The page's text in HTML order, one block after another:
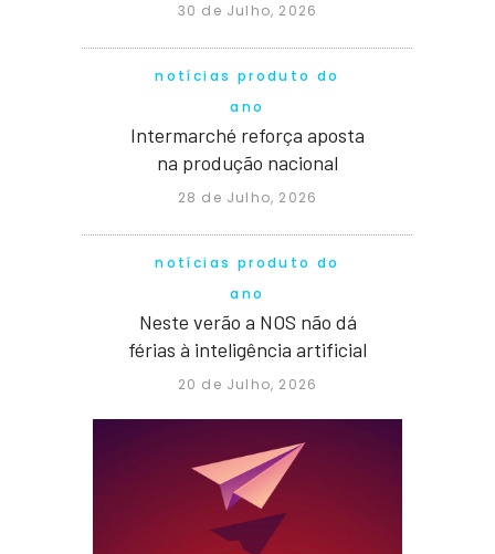
30 de Julho, 2026
notícias produto do
ano
Intermarché reforça aposta
na produção nacional
28 de Julho, 2026
notícias produto do
ano
Neste verão a NOS não dá
férias à inteligência artificial
20 de Julho, 2026